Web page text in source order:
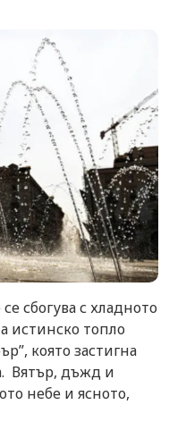
сбогува с хладното
истинско топло
която застигна
Вятър, дъжд и
небе и ясното,